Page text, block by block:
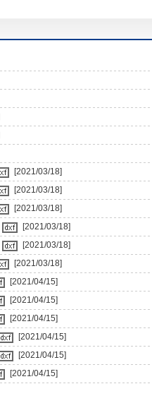
[2021/03/18]
[2021/03/18]
[2021/03/18]
[2021/03/18]
[2021/03/18]
[2021/03/18]
[2021/04/15]
[2021/04/15]
[2021/04/15]
[2021/04/15]
[2021/04/15]
[2021/04/15]